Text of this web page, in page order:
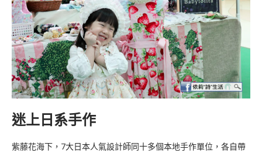
迷上日系手作
紫藤花海下，7大日本人氣設計師同十多個本地手作單位，各自帶